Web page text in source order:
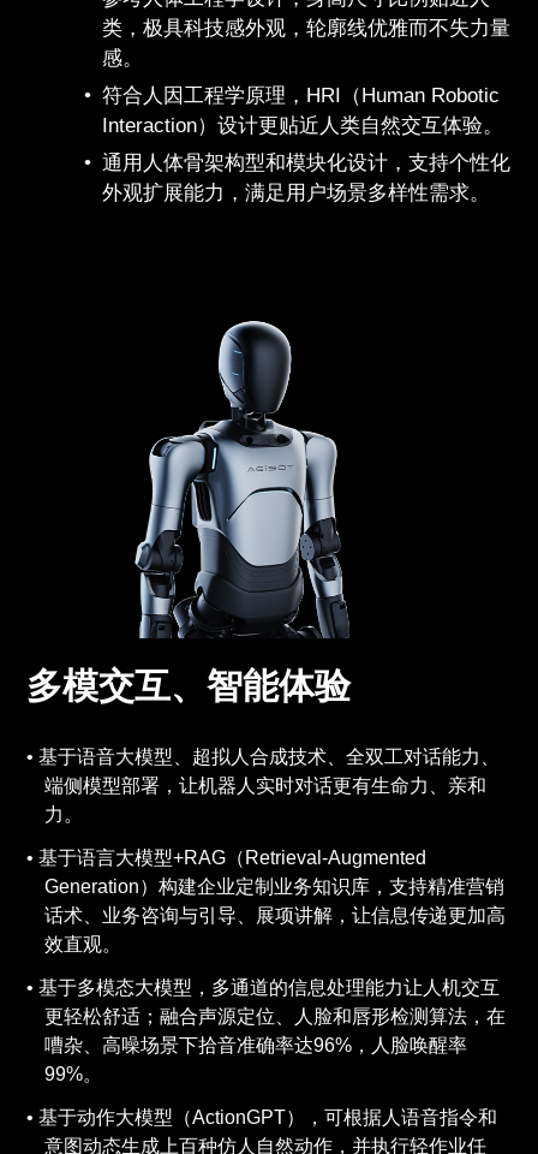
类，极具科技感外观，轮廓线优雅而不失力量
感。
符合人因工程学原理，HRI（Human Robotic
Interaction）设计更贴近人类自然交互体验。
通用人体骨架构型和模块化设计，支持个性化
外观扩展能力，满足用户场景多样性需求。
多模交互、智能体验
基于语音大模型、超拟人合成技术、全双工对话能力、
端侧模型部署，让机器人实时对话更有生命力、亲和
力。
基于语言大模型+RAG（Retrieval-Augmented
Generation）构建企业定制业务知识库，支持精准营销
话术、业务咨询与引导、展项讲解，让信息传递更加高
效直观。
基于多模态大模型，多通道的信息处理能力让人机交互
更轻松舒适；融合声源定位、人脸和唇形检测算法，在
嘈杂、高噪场景下拾音准确率达96%，人脸唤醒率
99%。
基于动作大模型（ActionGPT），可根据人语音指令和
意图动态生成上百种仿人自然动作，并执行轻作业任